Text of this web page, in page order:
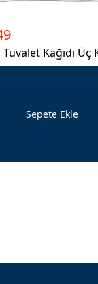
Kağıdı Üç
Sepete Ekle